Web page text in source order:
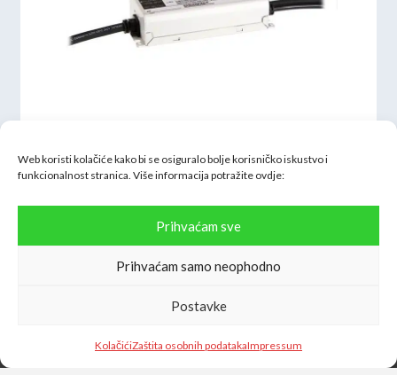
Web koristi kolačiće kako bi se osiguralo bolje korisničko iskustvo i
funkcionalnost stranica. Više informacija potražite ovdje:
Prihvaćam sve
Prihvaćam samo neophodno
Postavke
KolačićiZaštita osobnih podatakaImpressum